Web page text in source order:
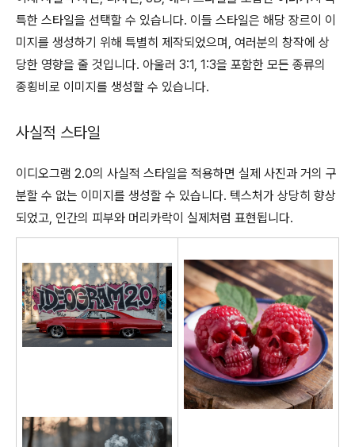
특한 스타일을 선택할 수 있습니다. 이들 스타일은 해당 장르이 이
미지를 생성하기 위해 특별히 제작되었으며, 여러분의 창작에 상
당한 영향을 줄 것입니다. 아울러 3:1, 1:3을 포함한 모든 종류의
종횡비로 이미지를 생성할 수 있습니다.
사실적 스타일
이디오그램 2.0의 사실적 스타일을 적용하면 실제 사진과 거의 구
분할 수 없는 이미지를 생성할 수 있습니다. 텍스처가 상당히 향상
되었고, 인간의 피부와 머리카락이 실제처럼 표현됩니다.